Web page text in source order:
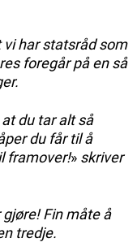
vi har statsråd som
foregår på en så
du tar alt så
du får til å
framover!» skriver
Fin måte å
tredje.